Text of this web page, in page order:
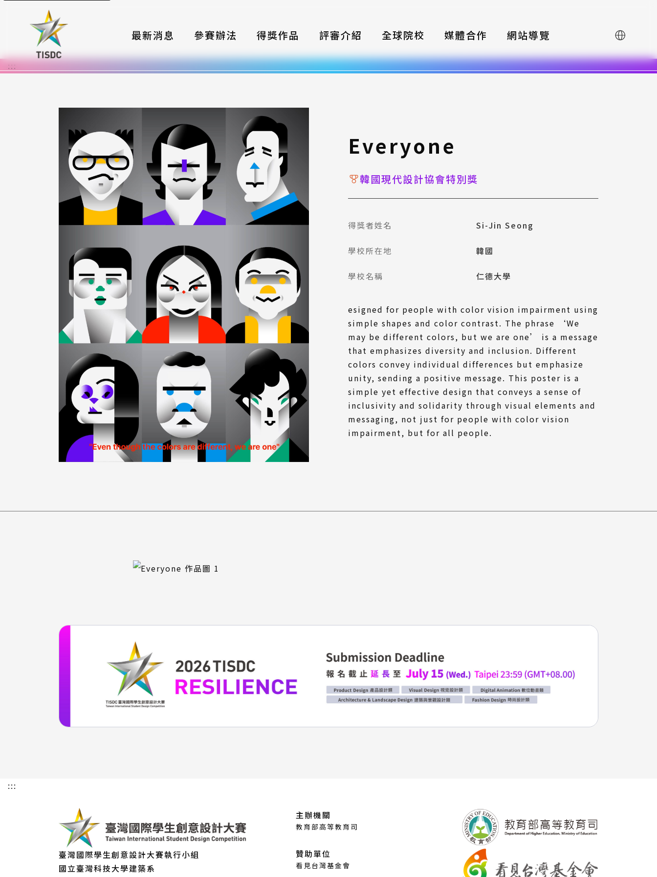
最新消息 參賽辦法
大賽組織
報名格式
評選與獎項
簡章與年鑑
常見問題
得獎作品 評審介紹 全球院校 媒體合作 網站導覽 English
:::
Everyone
韓國現代設計協會特別獎
得獎者姓名 Si-Jin Seong
學校所在地 韓國
學校名稱 仁德大學
esigned for people with color vision impairment using
simple shapes and color contrast. The phrase ‘We
may be different colors, but we are one’ is a message
that emphasizes diversity and inclusion. Different
colors convey individual differences but emphasize
unity, sending a positive message. This poster is a
simple yet effective design that conveys a sense of
inclusivity and solidarity through visual elements and
messaging, not just for people with color vision
impairment, but for all people.
:::
臺灣國際學生創意設計大賽執行小組
國立臺灣科技大學建築系
主辦機關
教育部高等教育司
贊助單位
看見台灣基金會